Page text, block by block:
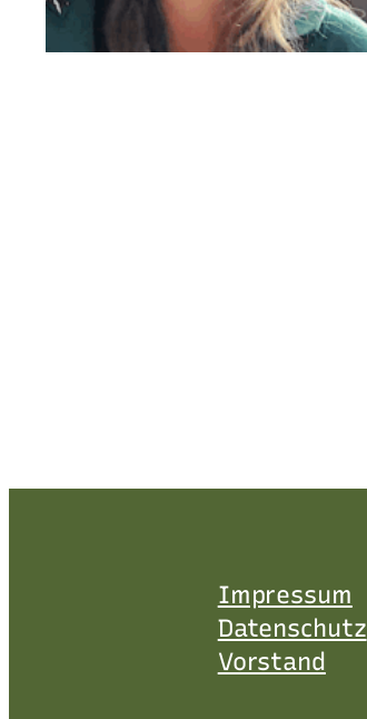
Impressum
Datenschutz
Vorstand